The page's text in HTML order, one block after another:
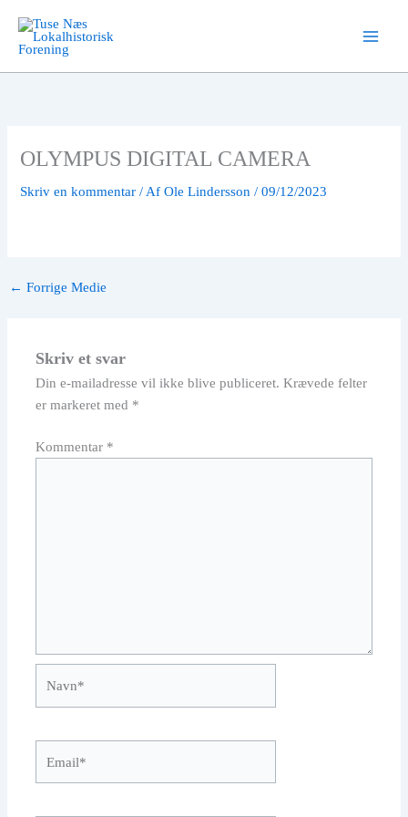
indholdet
OLYMPUS DIGITAL CAMERA
Skriv en kommentar / AfOle Lindersson/09/12/2023
← Forrige Medie
Skriv et svar
Din e-mailadresse vil ikke blive publiceret. Krævede felter
er markeret med *
Kommentar *